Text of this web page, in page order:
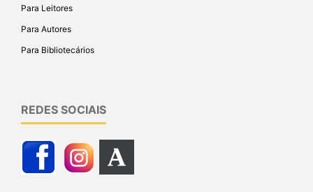
Para Leitores
Para Autores
Para Bibliotecários
REDES SOCIAIS